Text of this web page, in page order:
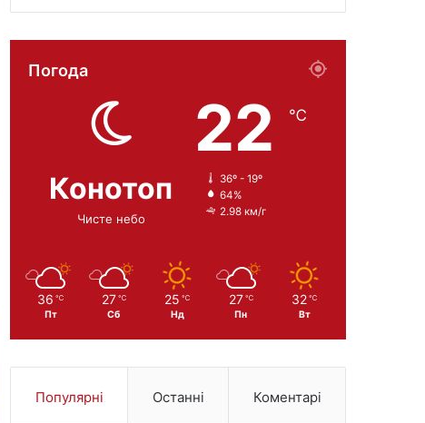
Погода
Конотоп
Чисте небо
22 ℃
36º - 19º
64%
2.98 км/г
36 ℃
Пт
27 ℃
Сб
25 ℃
Нд
27 ℃
Пн
32 ℃
Вт
Популярні Останні Коментарі